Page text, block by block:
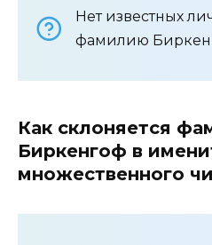
Нет известных
фамилию
Как склоняется
Биркенгоф в
множественного